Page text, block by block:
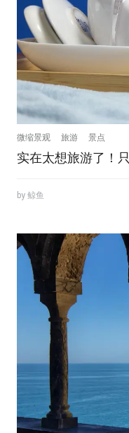
微缩景观 旅游 景点
实在太想旅游了！
by 鲸鱼